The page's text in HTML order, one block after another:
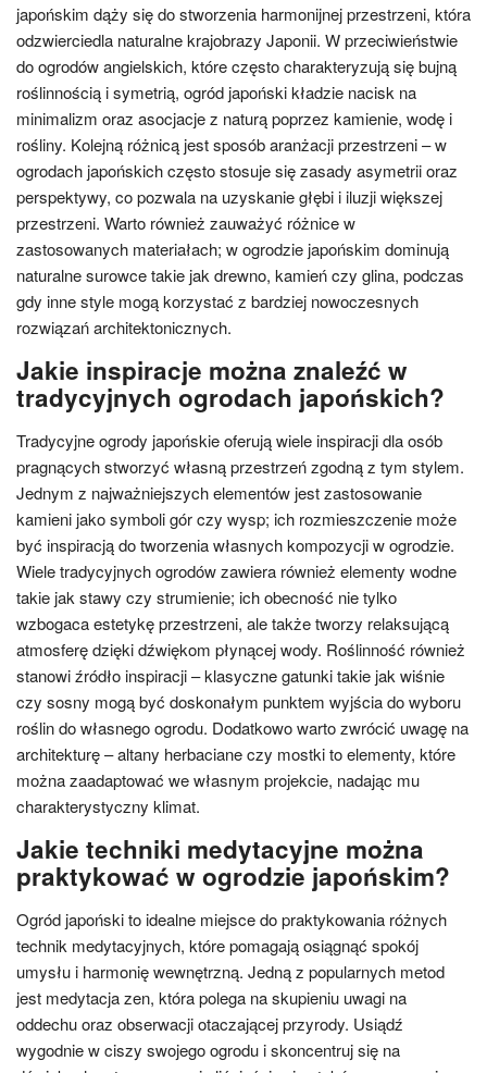
japońskim dąży się do stworzenia harmonijnej przestrzeni, która
odzwierciedla naturalne krajobrazy Japonii. W przeciwieństwie
do ogrodów angielskich, które często charakteryzują się bujną
roślinnością i symetrią, ogród japoński kładzie nacisk na
minimalizm oraz asocjacje z naturą poprzez kamienie, wodę i
rośliny. Kolejną różnicą jest sposób aranżacji przestrzeni – w
ogrodach japońskich często stosuje się zasady asymetrii oraz
perspektywy, co pozwala na uzyskanie głębi i iluzji większej
przestrzeni. Warto również zauważyć różnice w
zastosowanych materiałach; w ogrodzie japońskim dominują
naturalne surowce takie jak drewno, kamień czy glina, podczas
gdy inne style mogą korzystać z bardziej nowoczesnych
rozwiązań architektonicznych.
Jakie inspiracje można znaleźć w
tradycyjnych ogrodach japońskich?
Tradycyjne ogrody japońskie oferują wiele inspiracji dla osób
pragnących stworzyć własną przestrzeń zgodną z tym stylem.
Jednym z najważniejszych elementów jest zastosowanie
kamieni jako symboli gór czy wysp; ich rozmieszczenie może
być inspiracją do tworzenia własnych kompozycji w ogrodzie.
Wiele tradycyjnych ogrodów zawiera również elementy wodne
takie jak stawy czy strumienie; ich obecność nie tylko
wzbogaca estetykę przestrzeni, ale także tworzy relaksującą
atmosferę dzięki dźwiękom płynącej wody. Roślinność również
stanowi źródło inspiracji – klasyczne gatunki takie jak wiśnie
czy sosny mogą być doskonałym punktem wyjścia do wyboru
roślin do własnego ogrodu. Dodatkowo warto zwrócić uwagę na
architekturę – altany herbaciane czy mostki to elementy, które
można zaadaptować we własnym projekcie, nadając mu
charakterystyczny klimat.
Jakie techniki medytacyjne można
praktykować w ogrodzie japońskim?
Ogród japoński to idealne miejsce do praktykowania różnych
technik medytacyjnych, które pomagają osiągnąć spokój
umysłu i harmonię wewnętrzną. Jedną z popularnych metod
jest medytacja zen, która polega na skupieniu uwagi na
oddechu oraz obserwacji otaczającej przyrody. Usiądź
wygodnie w ciszy swojego ogrodu i skoncentruj się na